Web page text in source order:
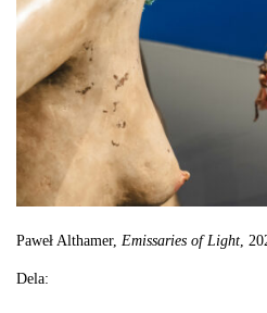
Paweł Althamer, Emissaries of Light ,
Dela: